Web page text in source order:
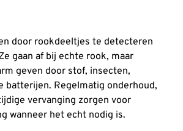
door rookdeeltjes te detecteren
gaan af bij echte rook, maar
geven door stof, insecten,
batterijen. Regelmatig onderhoud,
vervanging zorgen voor
wanneer het echt nodig is.